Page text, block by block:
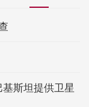
斯坦提供卫星